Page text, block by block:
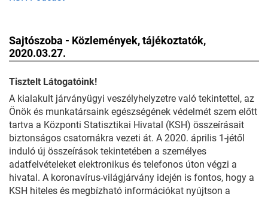
Sajtószoba - Közlemények, tájékoztatók,
2020.03.27.
Tisztelt Látogatóink!
A kialakult járványügyi veszélyhelyzetre való tekintettel, az
Önök és munkatársaink egészségének védelmét szem előtt
tartva a Központi Statisztikai Hivatal (KSH) összeírásait
biztonságos csatornákra vezeti át. A 2020. április 1-jétől
induló új összeírások tekintetében a személyes
adatfelvételeket elektronikus és telefonos úton végzi a
hivatal. A koronavírus-világjárvány idején is fontos, hogy a
KSH hiteles és megbízható információkat nyújtson a